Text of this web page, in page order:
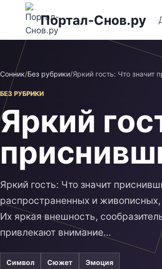
Перейти
содержимому
Портал-Снов.ру
Сонник/Без рубрики/Яркий гость: Что значит
БЕЗ РУБРИКИ
Яркий
Яркий гость: Что значит
распространенных и
Их яркая внешность,
привлекают внимание…
Символ Сюжет Эмоция